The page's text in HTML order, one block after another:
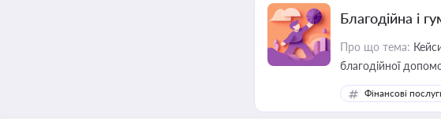
Благодійна і
Про що тема:
благодійної
Фінансові